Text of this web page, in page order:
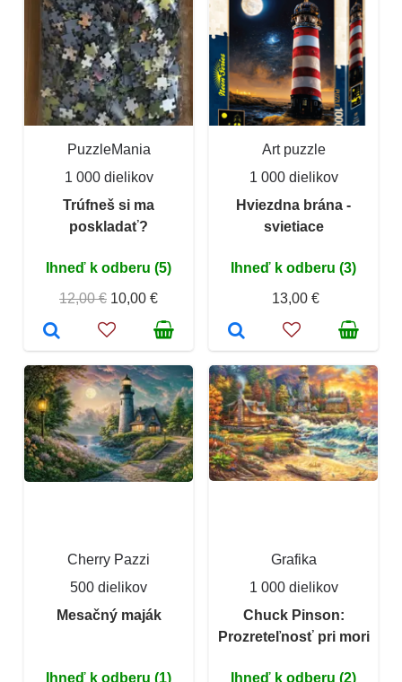
PuzzleMania
1 000 dielikov
Trúfneš si ma
poskladať?
Ihneď k odberu (5)
12,00 € 10,00 €
Art puzzle
1 000 dielikov
Hviezdna brána -
svietiace
Ihneď k odberu (3)
13,00 €
Cherry Pazzi
500 dielikov
Mesačný maják
Ihneď k odberu (1)
Grafika
1 000 dielikov
Chuck Pinson:
Prozreteľnosť pri mori
Ihneď k odberu (2)